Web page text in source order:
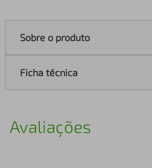
Sobre o produto
Ficha técnica
Avaliações